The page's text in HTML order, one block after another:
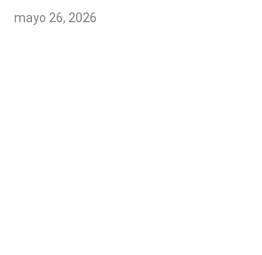
mayo 26, 2026